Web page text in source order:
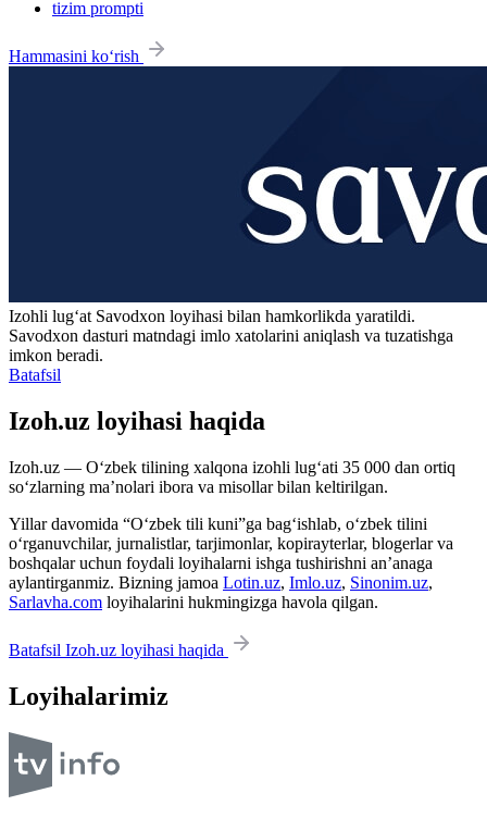
tizim prompti
Hammasini ko‘rish
Izohli lugʻat Savodxon loyihasi bilan hamkorlikda yaratildi.
Savodxon dasturi matndagi imlo xatolarini aniqlash va tuzatishga
imkon beradi.
Batafsil
Izoh.uz loyihasi haqida
Izoh.uz — O‘zbek tilining xalqona izohli lug‘ati 35 000 dan ortiq
so‘zlarning ma’nolari ibora va misollar bilan keltirilgan.
Yillar davomida “O‘zbek tili kuni”ga bag‘ishlab, o‘zbek tilini
o‘rganuvchilar, jurnalistlar, tarjimonlar, kopirayterlar, blogerlar va
boshqalar uchun foydali loyihalarni ishga tushirishni an’anaga
aylantirganmiz. Bizning jamoa Lotin.uz, Imlo.uz, Sinonim.uz,
Sarlavha.com loyihalarini hukmingizga havola qilgan.
Batafsil Izoh.uz loyihasi haqida
Loyihalarimiz